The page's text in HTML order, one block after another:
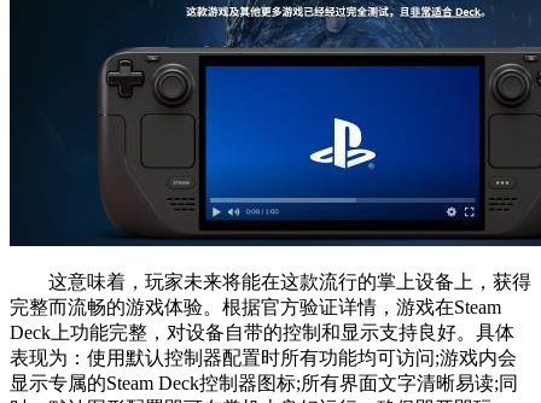
这意味着，玩家未来将能在这款流行的掌上设备上，获得
完整而流畅的游戏体验。根据官方验证详情，游戏在Steam
Deck上功能完整，对设备自带的控制和显示支持良好。具体
表现为：使用默认控制器配置时所有功能均可访问;游戏内会
显示专属的Steam Deck控制器图标;所有界面文字清晰易读;同